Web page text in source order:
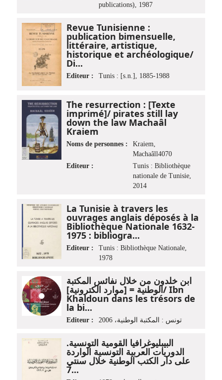
publications), 1987
Revue Tunisienne :
publication bimensuelle,
littéraire, artistique,
historique et archéologique/
Di...
Editeur : Tunis : [s.n.], 1885-1988
The resurrection : [Texte
imprimé]/ pirates still lay
down the law Machaâl
Kraiem
Noms de personnes :
Kraiem,
Machaâll4070
Editeur :
Tunis : Bibliothèque
nationale de Tunisie,
2014
La Tunisie à travers les
ouvrages anglais déposés à la
Bibliothèque Nationale 1632-
1975 : bibliogra...
Editeur :
Tunis : Bibliothèque Nationale,
1978
ابن خلدون من خلال نفائس المكتبة
الوطنية = [موارد الكترونية]/ Ibn
Khaldoun dans les trésors de
la bi...
Editeur : تونس : المكتبة الوطنية، 2006
البيبليوغرافيا القومية التونسية.
الدوريات العربية التونسية الواردة
على دار الكتب الوطنية خلال سنتي
7...